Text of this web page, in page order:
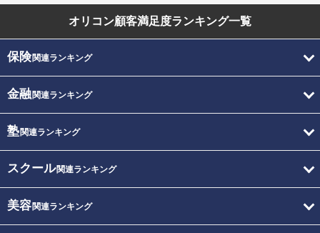
オリコン顧客満足度ランキング一覧
保険関連ランキング
金融関連ランキング
塾関連ランキング
スクール関連ランキング
美容関連ランキング